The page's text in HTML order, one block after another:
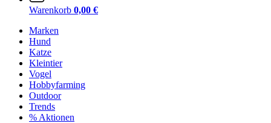
Warenkorb 0,00 €
Marken
Hund
Katze
Kleintier
Vogel
Hobbyfarming
Outdoor
Trends
% Aktionen